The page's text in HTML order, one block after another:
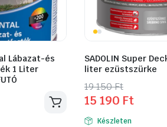
Lábazat-és
1 Liter
SADOLIN Super
liter ezüstszürke
19 150Ft
Original
price
was:
15 190 Ft
Current
price
is: Készleten